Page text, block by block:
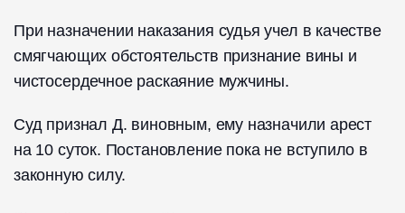
При назначении наказания судья учел в качестве
смягчающих обстоятельств признание вины и
чистосердечное раскаяние мужчины.
Суд признал Д. виновным, ему назначили арест
на 10 суток. Постановление пока не вступило в
законную силу.